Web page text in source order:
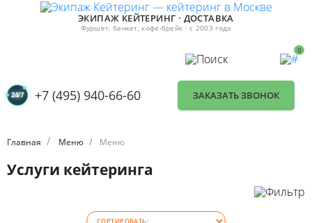
ЭКИПАЖ КЕЙТЕРИНГ · ДОСТАВКА
Фуршет, банкет, кофе-брейк · с 2003 года
0
+7 (495) 940-66-60 ЗАКАЗАТЬ ЗВОНОК
Главная Меню Меню
Услуги кейтеринга